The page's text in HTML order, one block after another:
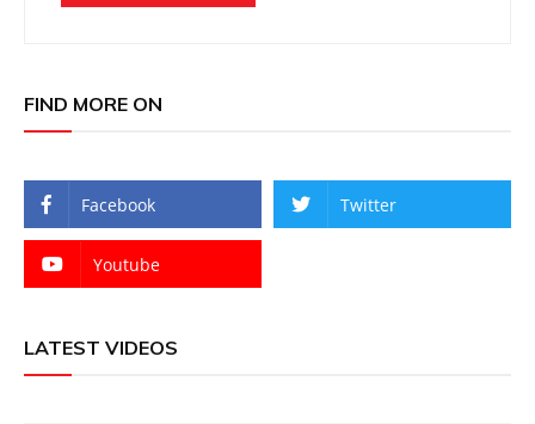
FIND MORE ON
Facebook Twitter
Youtube
LATEST VIDEOS